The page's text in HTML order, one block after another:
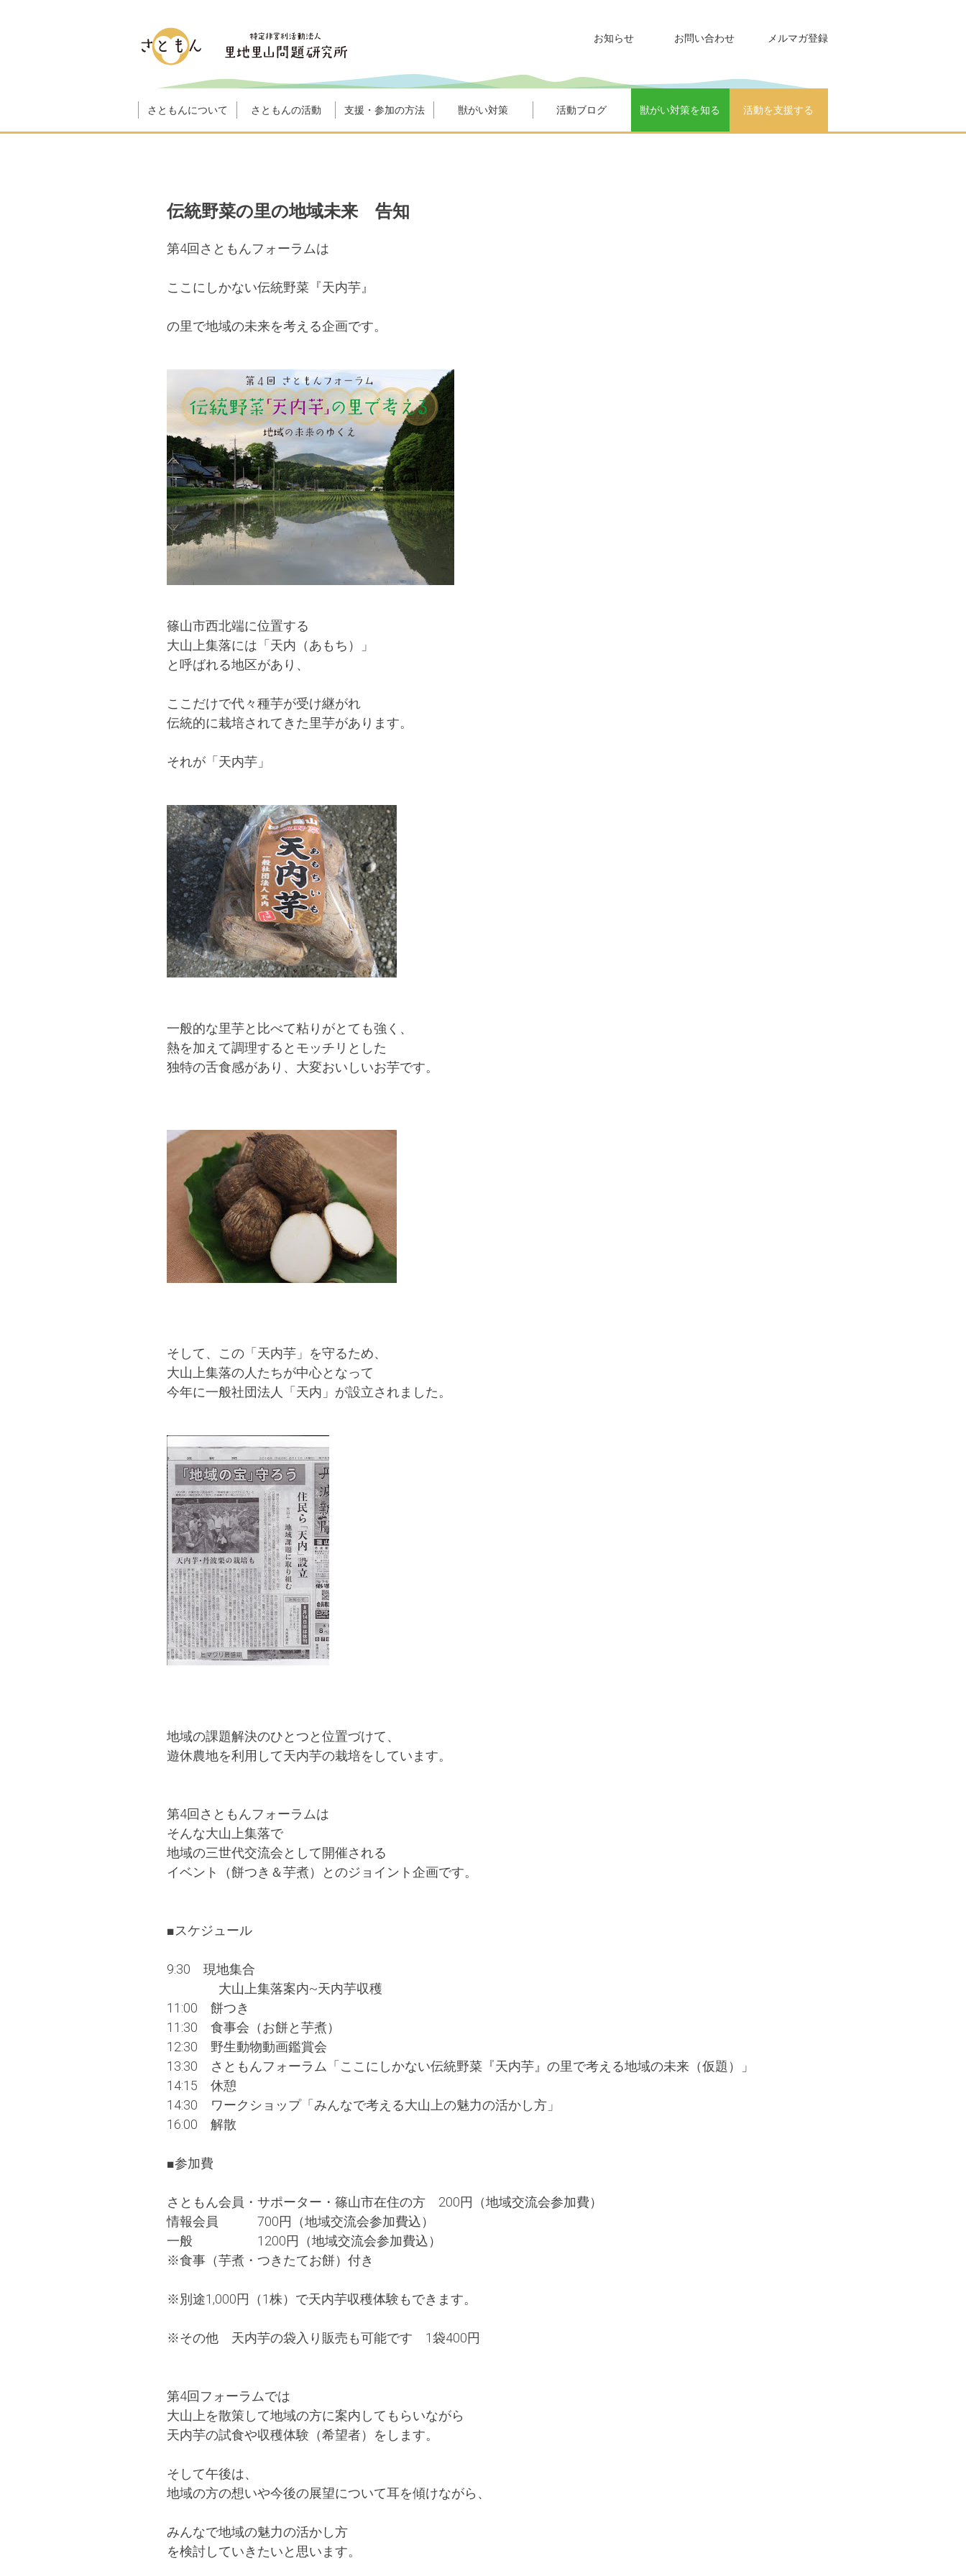
さともんについて さともんの活動 支援・参加の方法 獣がい対策 活動ブログ 獣がい対策を知る 活動を支援する
お知らせ お問い合わせ メルマガ登録
伝統野菜の里の地域未来 告知
第4回さともんフォーラムは
ここにしかない伝統野菜『天内芋』
の里で地域の未来を考える企画です。
篠山市西北端に位置する
大山上集落には「天内（あもち）」
と呼ばれる地区があり、
ここだけで代々種芋が受け継がれ
伝統的に栽培されてきた里芋があります。
それが「天内芋」
一般的な里芋と比べて粘りがとても強く、
熱を加えて調理するとモッチリとした
独特の舌食感があり、大変おいしいお芋です。
そして、この「天内芋」を守るため、
大山上集落の人たちが中心となって
今年に一般社団法人「天内」が設立されました。
地域の課題解決のひとつと位置づけて、
遊休農地を利用して天内芋の栽培をしています。
第4回さともんフォーラムは
そんな大山上集落で
地域の三世代交流会として開催される
イベント（餅つき＆芋煮）とのジョイント企画です。
■スケジュール
9:30 現地集合
大山上集落案内~天内芋収穫
11:00 餅つき
11:30 食事会（お餅と芋煮）
12:30 野生動物動画鑑賞会
13:30 さともんフォーラム「ここにしかない伝統野菜『天内芋』の里で考える地域の未来（仮題）」
14:15 休憩
14:30 ワークショップ「みんなで考える大山上の魅力の活かし方」
16:00 解散
■参加費
さともん会員・サポーター・篠山市在住の方 200円（地域交流会参加費）
情報会員 700円（地域交流会参加費込）
一般 1200円（地域交流会参加費込）
※食事（芋煮・つきたてお餅）付き
※別途1,000円（1株）で天内芋収穫体験もできます。
※その他 天内芋の袋入り販売も可能です 1袋400円
第4回フォーラムでは
大山上を散策して地域の方に案内してもらいながら
天内芋の試食や収穫体験（希望者）をします。
そして午後は、
地域の方の想いや今後の展望について耳を傾けながら、
みんなで地域の魅力の活かし方
を検討していきたいと思います。